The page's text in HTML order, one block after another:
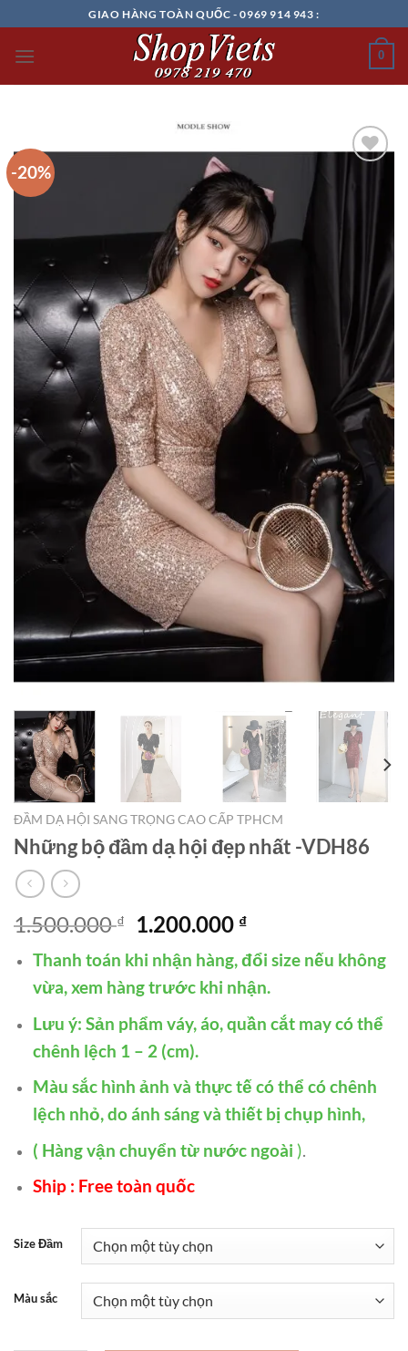
đến
nội
GIAO HÀNG TOÀN QUỐC - 0969 914 943 :
0
-20%
ĐẦM DẠ HỘI SANG TRỌNG CAO CẤP TPHCM
Những bộ đầm dạ hội đẹp nhất -VDH86
1.500.000₫
Giá
là:
1.500.000 ₫.
1.200.000 ₫Giá
tại
là:
1.200.000 ₫.
Thanh toán khi nhận hàng, đổi size nếu không
vừa, xem hàng trước khi nhận.
Lưu ý: Sản phẩm váy, áo, quần cắt may có thể
chênh lệch 1 – 2 (cm).
Màu sắc hình ảnh và thực tế có thể có chênh
lệch nhỏ, do ánh sáng và thiết bị chụp hình,
( Hàng vận chuyển từ nước ngoài ).
Ship : Free toàn quốc
Size Đầm
Màu sắc